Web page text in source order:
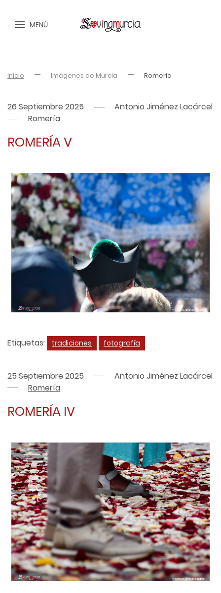
MENÚ
Inicio Imágenes de Murcia Romería
26 Septiembre 2025
Antonio Jiménez Lacárcel
Romería
ROMERÍA V
Etiquetas: tradiciones fotografía
25 Septiembre 2025
Antonio Jiménez Lacárcel
Romería
ROMERÍA IV